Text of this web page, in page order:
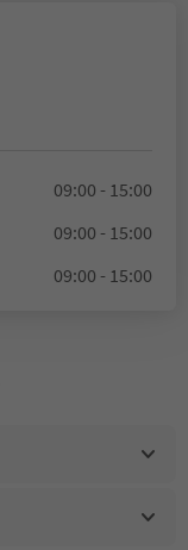
09:00 - 15:00
09:00 - 15:00
09:00 - 15:00